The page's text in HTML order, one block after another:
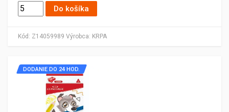
Kód: Z14059989 Výrobca: KRPA
Do košíka
DODANIE DO 24 HOD.